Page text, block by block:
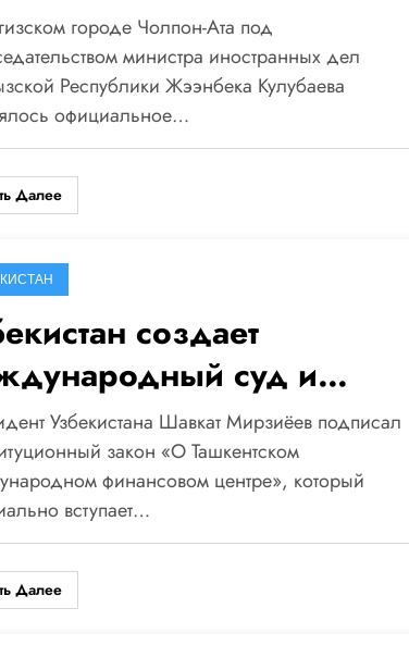
дел стран ШОС
городе Чолпон-Ата под
министра иностранных дел
Республики Жээнбека Кулубаева
официальное…
Далее
создает
суд и
центр в Ташкенте
Узбекистана Шавкат Мирзиёев подписал
закон «О Ташкентском
финансовом центре», который
вступает…
Далее